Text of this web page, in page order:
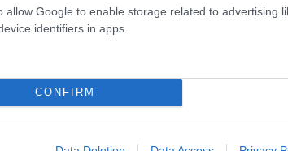
allow Google to enable storage related to advertising
identifiers in apps.
CONFIRM
που τους ενημέρωσαν για τη
αυθεντικές εμπειρίες στη
όπου θα
και οι ευκαιρίες που